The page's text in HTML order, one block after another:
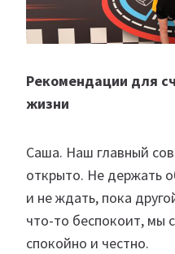
Рекомендации для
жизни
Саша. Наш главный
открыто. Не держать
и не ждать, пока
что-то беспокоит, мы
спокойно и честно.